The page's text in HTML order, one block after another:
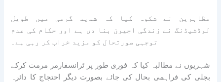
مظاہرین نے شکوہ کیا کہ شدید گرمی میں طویل
لوڈشیڈنگ نے زندگی اجیرن بنا دی ہے اور حکام کی عدم
توجہی صورتحال کو مزید خراب کر رہی ہے۔
شہریوں نے مطالبہ کیا کہ فوری طور پر ٹرانسفارمر مرمت کرکے
بجلی کی فراہمی بحال کی جائے بصورت دیگر احتجاج کا دائرہ